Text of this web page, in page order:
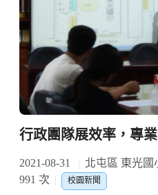
行政團隊展效率，專
2021-08-31 北屯區 東光國
991 次
校園新聞